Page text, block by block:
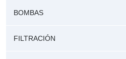
BOMBAS
FILTRACIÓN